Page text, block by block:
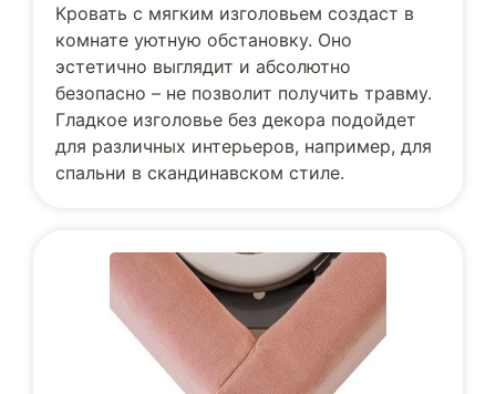
Кровать с мягким изголовьем создаст в
комнате уютную обстановку. Оно
эстетично выглядит и абсолютно
безопасно – не позволит получить травму.
Гладкое изголовье без декора подойдет
для различных интерьеров, например, для
спальни в скандинавском стиле.